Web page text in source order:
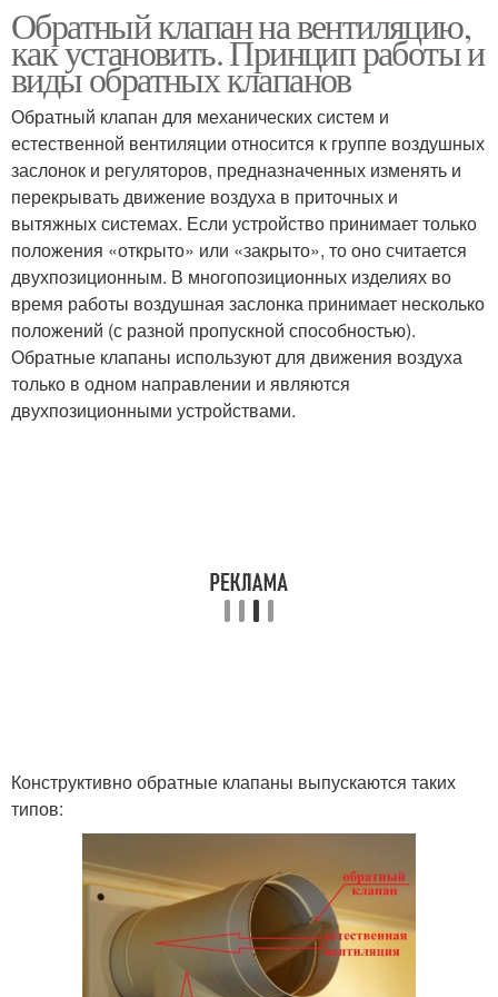
Решетки с обратным
клапаном
Клапан для вентиляции
Механические клапаны
Обратный клапан на вентиляцию,
как установить. Принцип работы и
виды обратных клапанов
Обратный клапан для механических систем и
естественной вентиляции относится к группе воздушных
заслонок и регуляторов, предназначенных изменять и
перекрывать движение воздуха в приточных и
вытяжных системах. Если устройство принимает только
положения «открыто» или «закрыто», то оно считается
двухпозиционным. В многопозиционных изделиях во
время работы воздушная заслонка принимает несколько
положений (с разной пропускной способностью).
Обратные клапаны используют для движения воздуха
только в одном направлении и являются
двухпозиционными устройствами.
Конструктивно обратные клапаны выпускаются таких
типов: